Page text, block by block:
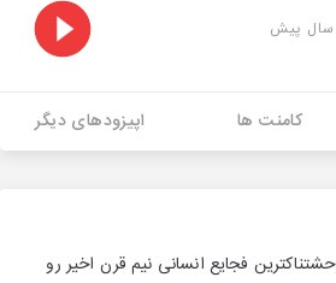
کامنت ها اپیزودهای دیگر
فجایع انسانی نیم قرن اخیر رو